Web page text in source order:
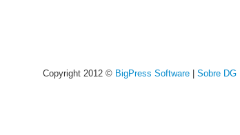
Copyright 2012 © BigPress Software| Sobre DG